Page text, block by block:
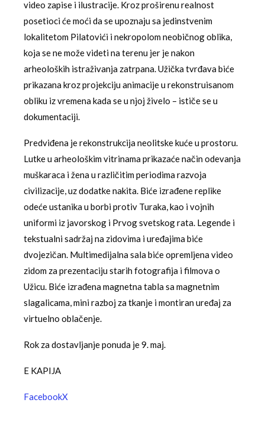
video zapise i ilustracije. Kroz proširenu realnost
posetioci će moći da se upoznaju sa jedinstvenim
lokalitetom Pilatovići i nekropolom neobičnog oblika,
koja se ne može videti na terenu jer je nakon
arheoloških istraživanja zatrpana. Užička tvrđava biće
prikazana kroz projekciju animacije u rekonstruisanom
obliku iz vremena kada se u njoj živelo – ističe se u
dokumentaciji.
Predviđena je rekonstrukcija neolitske kuće u prostoru.
Lutke u arheološkim vitrinama prikazaće način odevanja
muškaraca i žena u različitim periodima razvoja
civilizacije, uz dodatke nakita. Biće izrađene replike
odeće ustanika u borbi protiv Turaka, kao i vojnih
uniformi iz javorskog i Prvog svetskog rata. Legende i
tekstualni sadržaj na zidovima i uređajima biće
dvojezičan. Multimedijalna sala biće opremljena video
zidom za prezentaciju starih fotografija i filmova o
Užicu. Biće izrađena magnetna tabla sa magnetnim
slagalicama, mini razboj za tkanje i montiran uređaj za
virtuelno oblačenje.
Rok za dostavljanje ponuda je 9. maj.
E KAPIJA
FacebookX